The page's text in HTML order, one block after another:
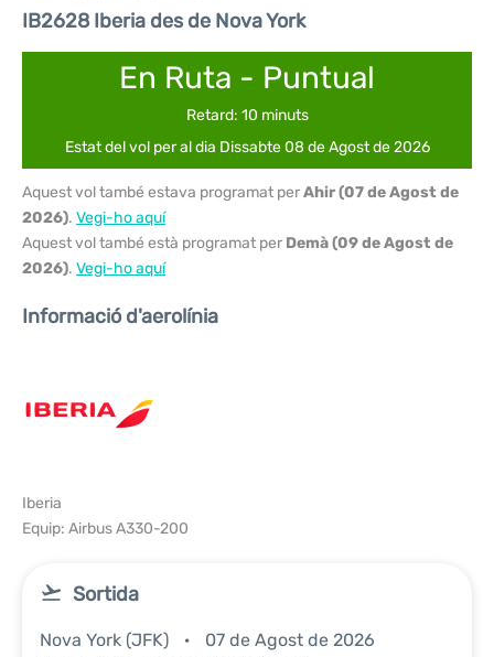
IB2628 Iberia des de Nova York
En Ruta - Puntual
Retard: 10 minuts
Estat del vol per al dia Dissabte 08 de Agost de 2026
Aquest vol també estava programat perAhir (07 de Agost de
2026). Vegi-ho aquí
Aquest vol també està programat per Demà (09 de Agost de
2026). Vegi-ho aquí
Informació d'aerolínia
Iberia
Equip: Airbus A330-200
Sortida
Nova York (JFK) 07 de Agost de 2026